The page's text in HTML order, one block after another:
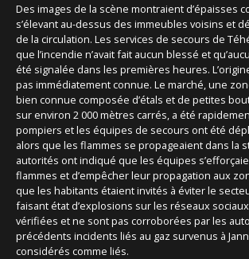
Des images de la scène montraient d’épaisses
s’élevant au-dessus des immeubles voisins et
de la circulation. Les services de secours de
que l’incendie n’avait fait aucun blessé et
été signalée dans les premières heures.
pas immédiatement connue. Le marché, une
bien connue composée d’étals et de petites
sur environ 2 000 mètres carrés, a été
pompiers et les équipes de secours ont été
alors que les flammes se propageaient dans la
autorités ont indiqué que les équipes
flammes et d’empêcher leur propagation aux
que les habitants étaient invités à éviter le
faisant état d’explosions sur les réseaux
vérifiées et ne sont pas corroborées par les
précédents incidents liés au gaz survenus à
considérés comme liés.